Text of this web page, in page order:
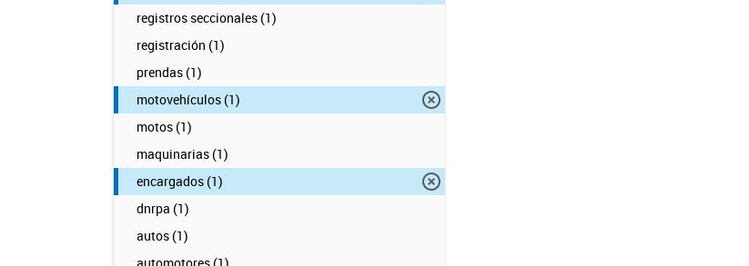
registros seccionales (1)
registración (1)
prendas (1)
motovehículos (1)
motos (1)
maquinarias (1)
encargados (1)
dnrpa (1)
autos (1)